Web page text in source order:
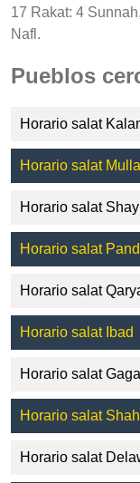
17 Rakat: 4
Nafl.
Pueblos
Horario salat
Horario salat
Horario salat
Horario salat
Horario salat
Horario salat Ibad
Horario salat
Horario salat
Horario salat